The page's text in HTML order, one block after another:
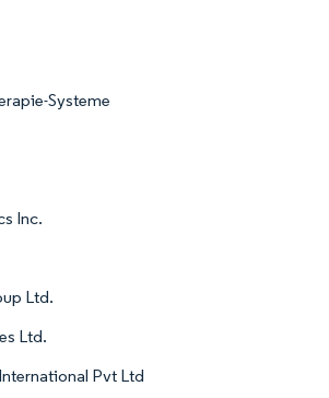
Systeme
Inc.
Ltd.
Ltd.
Pvt Ltd